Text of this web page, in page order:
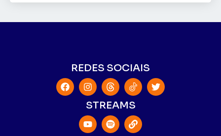
REDES SOCIAIS
STREAMS